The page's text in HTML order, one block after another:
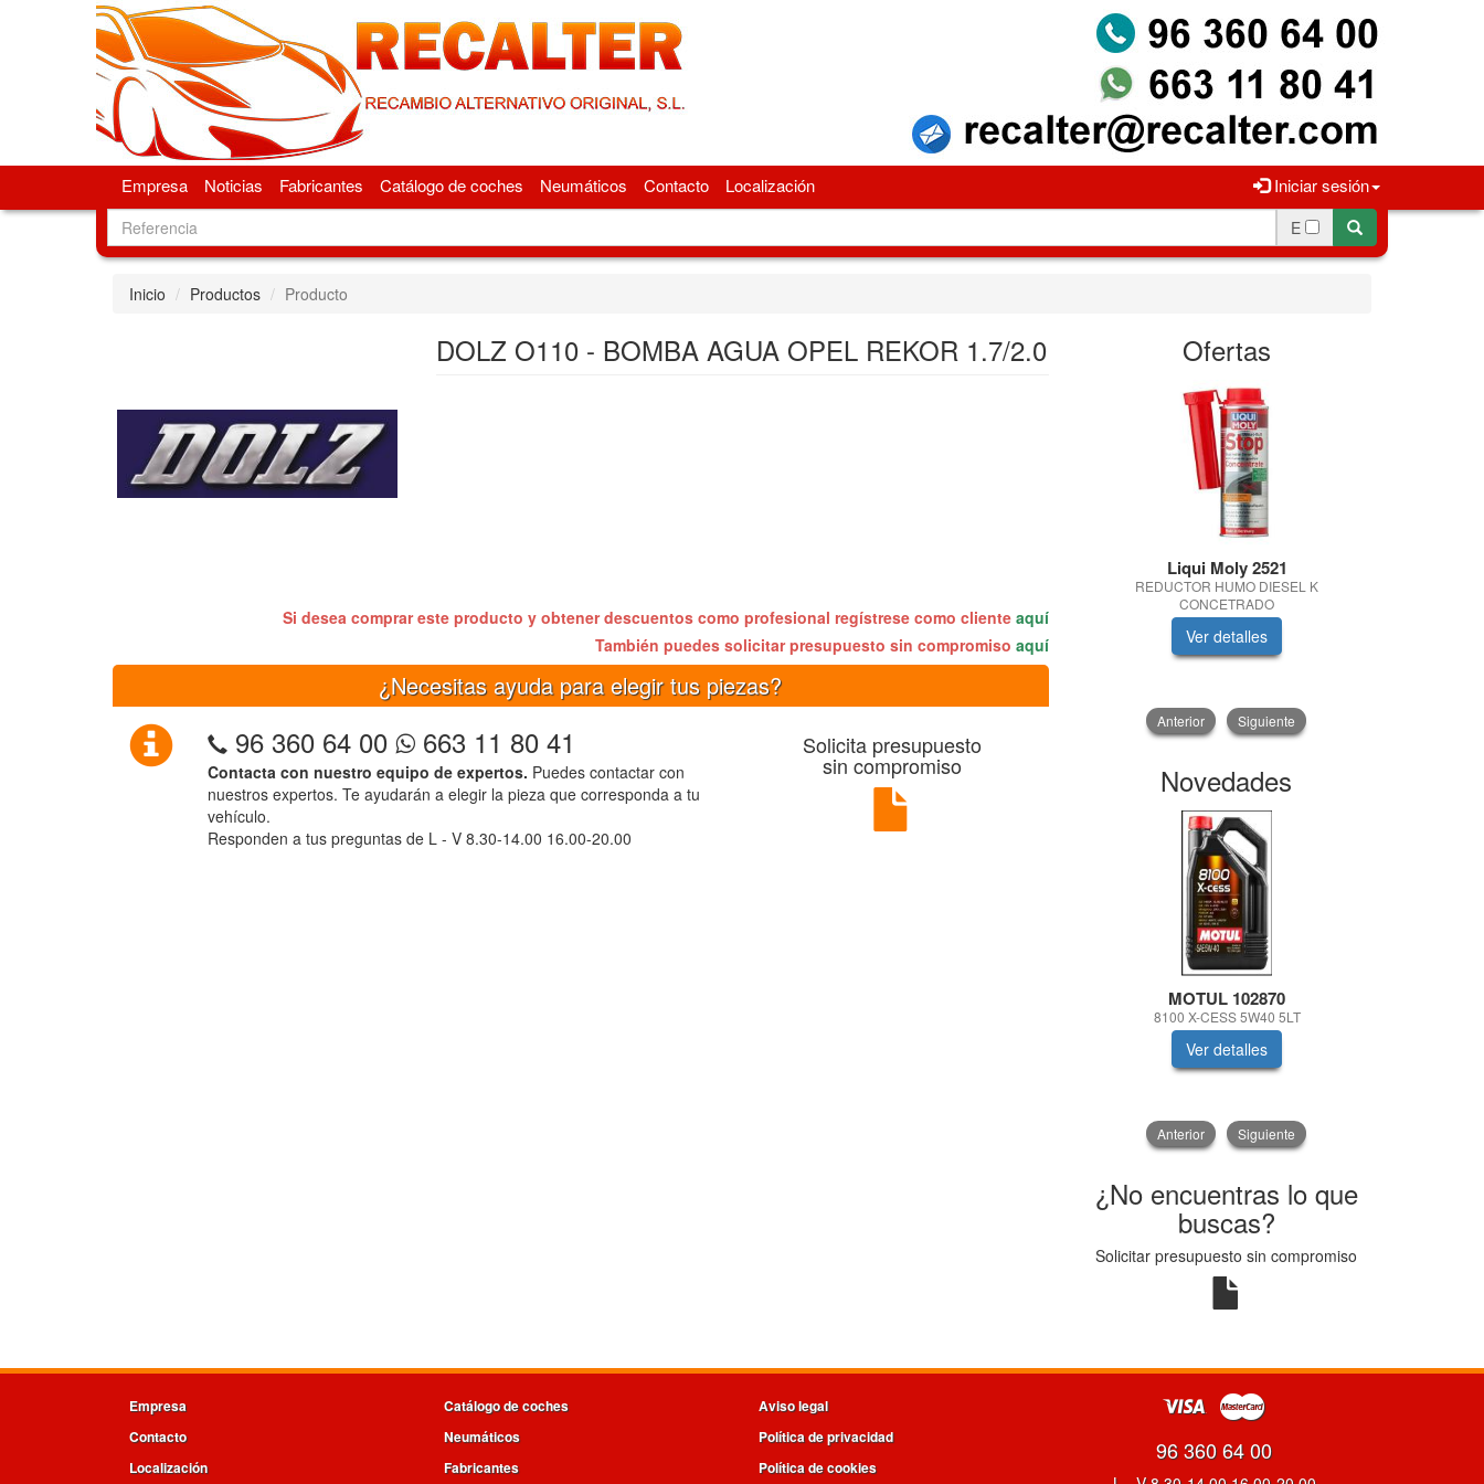
Iniciar sesión
Empresa Noticias Fabricantes Catálogo de coches Neumáticos Contacto Localización
E
Inicio Productos Producto
DOLZ O110 - BOMBA AGUA OPEL REKOR 1.7/2.0
Si desea comprar este producto y obtener descuentos como profesional regístrese como cliente aquí
También puedes solicitar presupuesto sin compromiso aquí
¿Necesitas ayuda para elegir tus piezas?
96 360 64 00 663 11 80 41
Contacta con nuestro equipo de expertos. Puedes contactar con
nuestros expertos. Te ayudarán a elegir la pieza que corresponda a tu
vehículo.
Responden a tus preguntas de L - V 8.30-14.00 16.00-20.00
Solicita presupuesto
sin compromiso
Ofertas
Liqui Moly 2521
REDUCTOR HUMO DIESEL K
CONCETRADO
Ver detalles
Anterior Siguiente
Novedades
MOTUL 102870
8100 X-CESS 5W40 5LT
Ver detalles
Anterior Siguiente
¿No encuentras lo que
buscas?
Solicitar presupuesto sin compromiso
Empresa
Contacto
Localización
Catálogo de coches
Neumáticos
Fabricantes
Aviso legal
Política de privacidad
Política de cookies
96 360 64 00